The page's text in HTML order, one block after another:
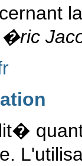
�ric